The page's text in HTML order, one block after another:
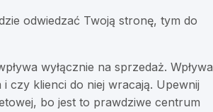
odwiedzać Twoją stronę, tym do
wyłącznie na sprzedaż. Wpływa
czy klienci do niej wracają. Upewnij
bo jest to prawdziwe centrum